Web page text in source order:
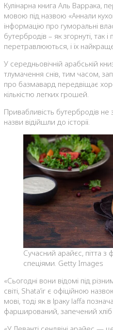
Кулінарна книга Аль Варрака,
мовою під назвою «Аннали
інформацію про гуморальні
бутербродів – як згорнуті, так і
перетравлюються, і їх
У середньовічній арабській
тлумачення снів, тим часом,
про базмавард передвіщає
кількістю легких грошей.
Привабливість бутербродів не
назви відійшли до історії.
Сучасний арайєс, пітта з
спеціями. Getty Images
«Сьогодні вони відомі під
світі, Shata’ir є офіційною
мові, тоді як в Іраку laffa
фарширований, запечений хліб